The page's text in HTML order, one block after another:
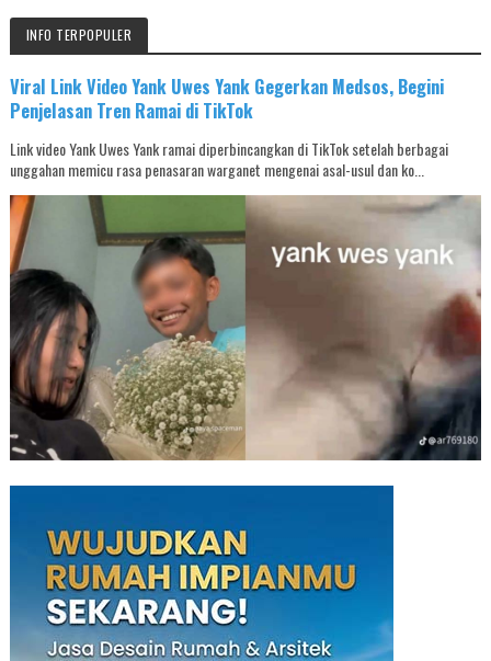
INFO TERPOPULER
Viral Link Video Yank Uwes Yank Gegerkan Medsos, Begini
Penjelasan Tren Ramai di TikTok
Link video Yank Uwes Yank ramai diperbincangkan di TikTok setelah berbagai
unggahan memicu rasa penasaran warganet mengenai asal-usul dan ko...